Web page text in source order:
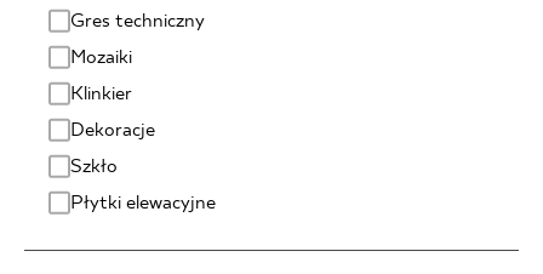
Gres techniczny
Mozaiki
Klinkier
Dekoracje
Szkło
Płytki elewacyjne